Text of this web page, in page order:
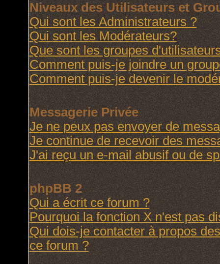
Niveaux des Utilisateurs et
Qui sont les Administrateurs ?
Qui sont les Modérateurs?
Que sont les groupes
Comment puis-je joindre un
Comment puis-je devenir le
Messagerie Privée
Je ne peux pas envoyer de
Je continue de recevoir des
J'ai reçu un e-mail abusif ou de
phpBB 2
Qui a écrit ce forum ?
Pourquoi la fonction X n'est pas
Qui dois-je contacter à propos
ce forum ?